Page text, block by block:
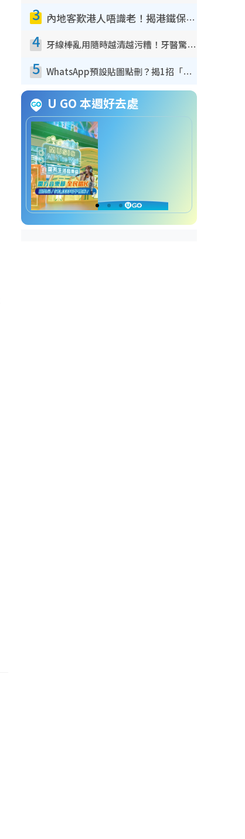
3 內地客歎港人唔識老！揭港鐵保鮮級冷氣 港人求放過：咪投訴
4 牙線棒亂用隨時越清越污糟！牙醫驚揭盲目過戶細菌恐致蛀牙：呢種先係日常真保養
5 WhatsApp預設貼圖點刪？揭1招「反向操作」還原簡潔介面 附3步實測教學
U GO 本週好去處